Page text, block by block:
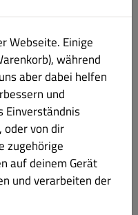
und crunchy
intensiv und richtig
Fritten (vegan)
randvoll in der Box,
geräuchertem
Sauce. Abgerundet
Webseite. Einige
während
aber dabei helfen
und
Einverständnis
oder von dir
zugehörige
auf deinem Gerät
und verarbeiten der